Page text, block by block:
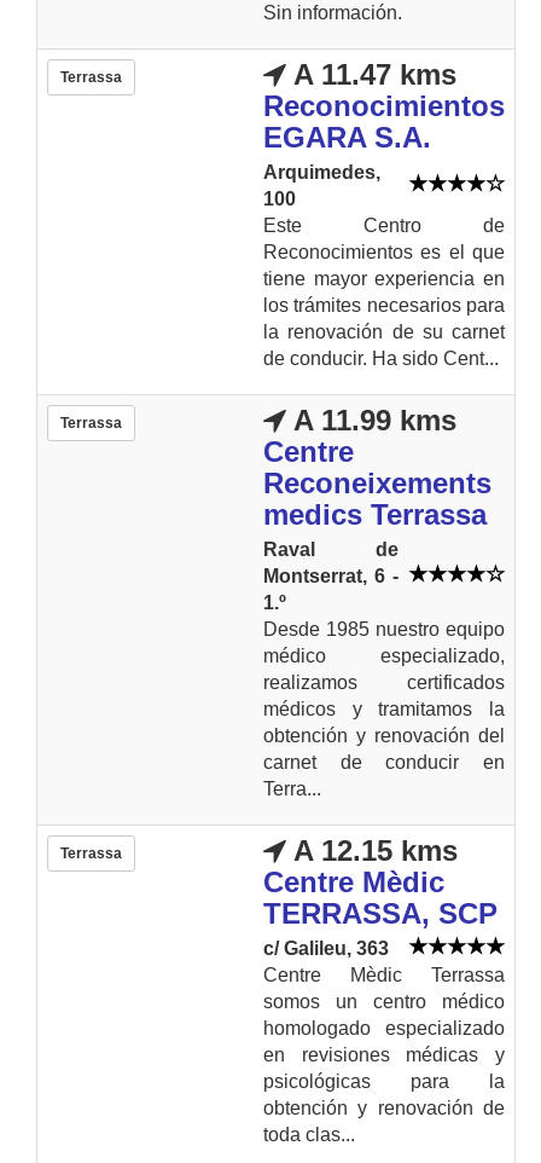
Sin información.
Terrassa
A 11.47 kms
Reconocimientos
EGARA S.A.
Arquimedes,
100
Este Centro de
Reconocimientos es el que
tiene mayor experiencia en
los trámites necesarios para
la renovación de su carnet
de conducir. Ha sido Cent...
Terrassa
A 11.99 kms
Centre
Reconeixements
medics Terrassa
Raval de
Montserrat, 6 -
1.º
Desde 1985 nuestro equipo
médico especializado,
realizamos certificados
médicos y tramitamos la
obtención y renovación del
carnet de conducir en
Terra...
Terrassa
A 12.15 kms
Centre Mèdic
TERRASSA, SCP
c/ Galileu, 363
Centre Mèdic Terrassa
somos un centro médico
homologado especializado
en revisiones médicas y
psicológicas para la
obtención y renovación de
toda clas...